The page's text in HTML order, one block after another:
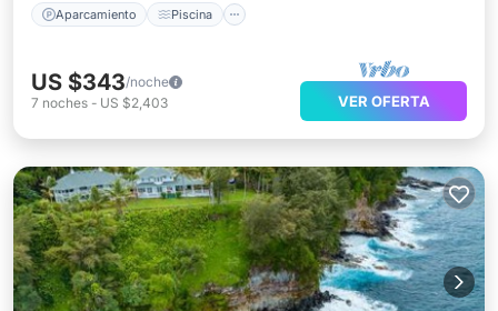
Aparcamiento Piscina
US $343/noche
7 noches - US $2,403 VER OFERTA